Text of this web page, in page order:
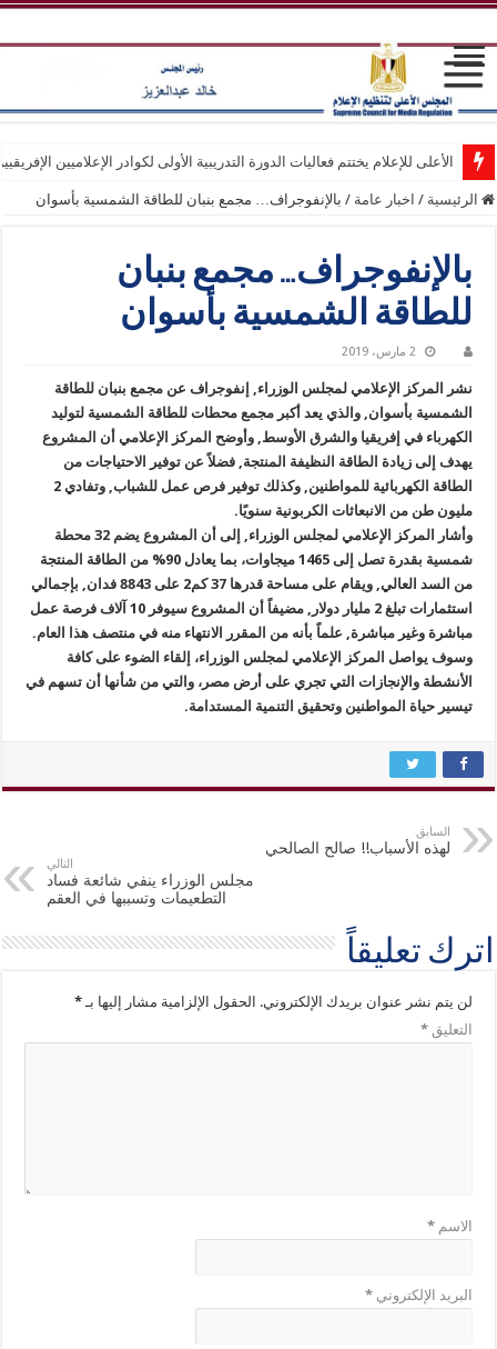
الأعلى للإعلام يختتم فعاليات الدورة التدريبية الأولى لكوادر الإعلاميين
الرئيسية / اخبار عامة / بالإنفوجراف… مجمع بنبان للطاقة الشمسية بأسوان
بالإنفوجراف… مجمع بنبان
للطاقة الشمسية بأسوان
2 مارس، 2019
نشر المركز الإعلامي لمجلس الوزراء, إنفوجراف عن مجمع بنبان للطاقة
الشمسية بأسوان, والذي يعد أكبر مجمع محطات للطاقة الشمسية لتوليد
الكهرباء في إفريقيا والشرق الأوسط, وأوضح المركز الإعلامي أن المشروع
يهدف إلى زيادة الطاقة النظيفة المنتجة, فضلاً عن توفير الاحتياجات من
الطاقة الكهربائية للمواطنين, وكذلك توفير فرص عمل للشباب, وتفادي 2
مليون طن من الانبعاثات الكربونية سنويًا.‏
وأشار المركز الإعلامي لمجلس الوزراء, إلى أن المشروع يضم 32 محطة
شمسية بقدرة تصل إلى 1465 ميجاوات، بما يعادل 90% من الطاقة المنتجة
‏من السد العالي, ويقام على مساحة قدرها ‏37 كم2 على 8843 فدان, بإجمالي
استثمارات تبلغ ‏2 مليار دولار, مضيفاً أن المشروع سيوفر 10 آلاف فرصة عمل
مباشرة وغير مباشرة, علماً بأنه من المقرر الانتهاء منه في منتصف هذا العام.
وسوف يواصل المركز الإعلامي لمجلس الوزراء، إلقاء الضوء على كافة
الأنشطة والإنجازات التي تجري على أرض مصر، والتي من شأنها أن تسهم في
تيسير حياة المواطنين وتحقيق التنمية المستدامة.
السابق
لهذه الأسباب!! صالح الصالحي
التالي
مجلس الوزراء ينفي شائعة فساد
التطعيمات وتسببها في العقم
اترك تعليقاً
لن يتم نشر عنوان بريدك الإلكتروني. الحقول الإلزامية مشار إليها بـ*
التعليق*
الاسم*
البريد الإلكتروني*